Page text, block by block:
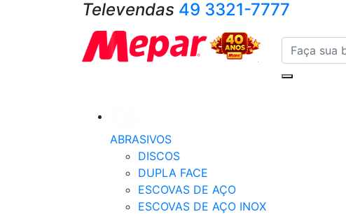
Televendas 49 3321-7777
ABRASIVOS
DISCOS
DUPLA FACE
ESCOVAS DE AÇO
ESCOVAS DE AÇO INOX